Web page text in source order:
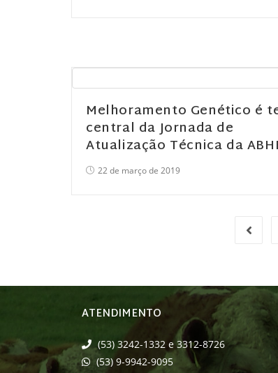
Melhoramento Genético é
central da Jornada de
Atualização Técnica da
22 de março de 2019
ATENDIMENTO
(53) 3242-1332 e 3312-8726
(53) 9-9942-9095